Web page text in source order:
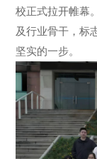
校正式拉开帷幕
及行业骨干，标
坚实的一步。